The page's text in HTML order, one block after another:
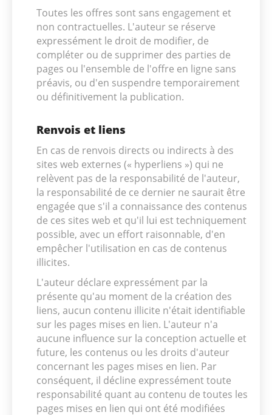
Toutes les offres sont sans engagement et
non contractuelles. L'auteur se réserve
expressément le droit de modifier, de
compléter ou de supprimer des parties de
pages ou l'ensemble de l'offre en ligne sans
préavis, ou d'en suspendre temporairement
ou définitivement la publication.
Renvois et liens
En cas de renvois directs ou indirects à des
sites web externes (« hyperliens ») qui ne
relèvent pas de la responsabilité de l'auteur,
la responsabilité de ce dernier ne saurait être
engagée que s'il a connaissance des contenus
de ces sites web et qu'il lui est techniquement
possible, avec un effort raisonnable, d'en
empêcher l'utilisation en cas de contenus
illicites.
L'auteur déclare expressément par la
présente qu'au moment de la création des
liens, aucun contenu illicite n'était identifiable
sur les pages mises en lien. L'auteur n'a
aucune influence sur la conception actuelle et
future, les contenus ou les droits d'auteur
concernant les pages mises en lien. Par
conséquent, il décline expressément toute
responsabilité quant au contenu de toutes les
pages mises en lien qui ont été modifiées